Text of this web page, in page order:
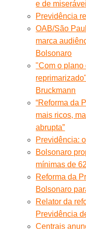
e de
Previdência
OAB/São
marca
Bolsonaro
"Com o plano
Bruckmann
“Reforma da
mais ricos,
abrupta”
Previdência:
Bolsonaro
mínimas de
Reforma da
Bolsonaro
Relator da
Previdência
Centrais